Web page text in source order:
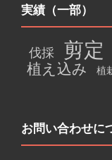
実績（一部）
伐採 剪定
植え込み 植
お問い合わせに